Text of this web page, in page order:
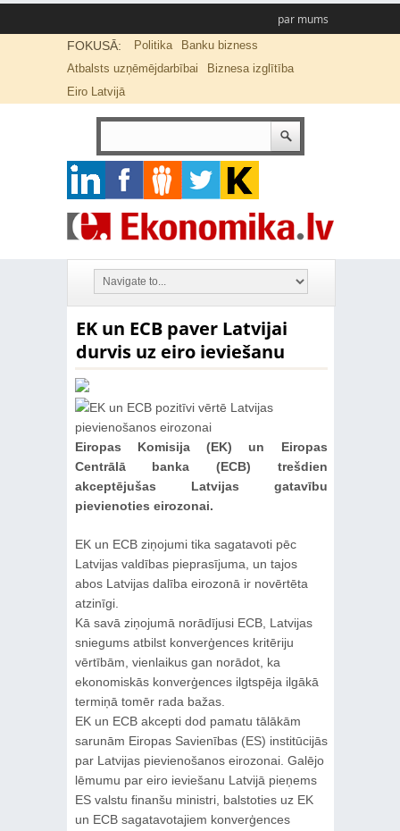
par mums
FOKUSĀ: Politika
Banku bizness
Atbalsts uzņēmējdarbībai
Biznesa izglītība
Eiro Latvijā
EK un ECB paver Latvijai
durvis uz eiro ieviešanu
Eiropas Komisija (EK) un Eiropas
Centrālā banka (ECB) trešdien
akceptējušas Latvijas gatavību
pievienoties eirozonai.
EK un ECB ziņojumi tika sagatavoti pēc
Latvijas valdības pieprasījuma, un tajos
abos Latvijas dalība eirozonā ir novērtēta
atzinīgi.
Kā savā ziņojumā norādījusi ECB, Latvijas
sniegums atbilst konverģences kritēriju
vērtībām, vienlaikus gan norādot, ka
ekonomiskās konverģences ilgtspēja ilgākā
termiņā tomēr rada bažas.
EK un ECB akcepti dod pamatu tālākām
sarunām Eiropas Savienības (ES) institūcijās
par Latvijas pievienošanos eirozonai. Galējo
lēmumu par eiro ieviešanu Latvijā pieņems
ES valstu finanšu ministri, balstoties uz EK
un ECB sagatavotajiem konverģences